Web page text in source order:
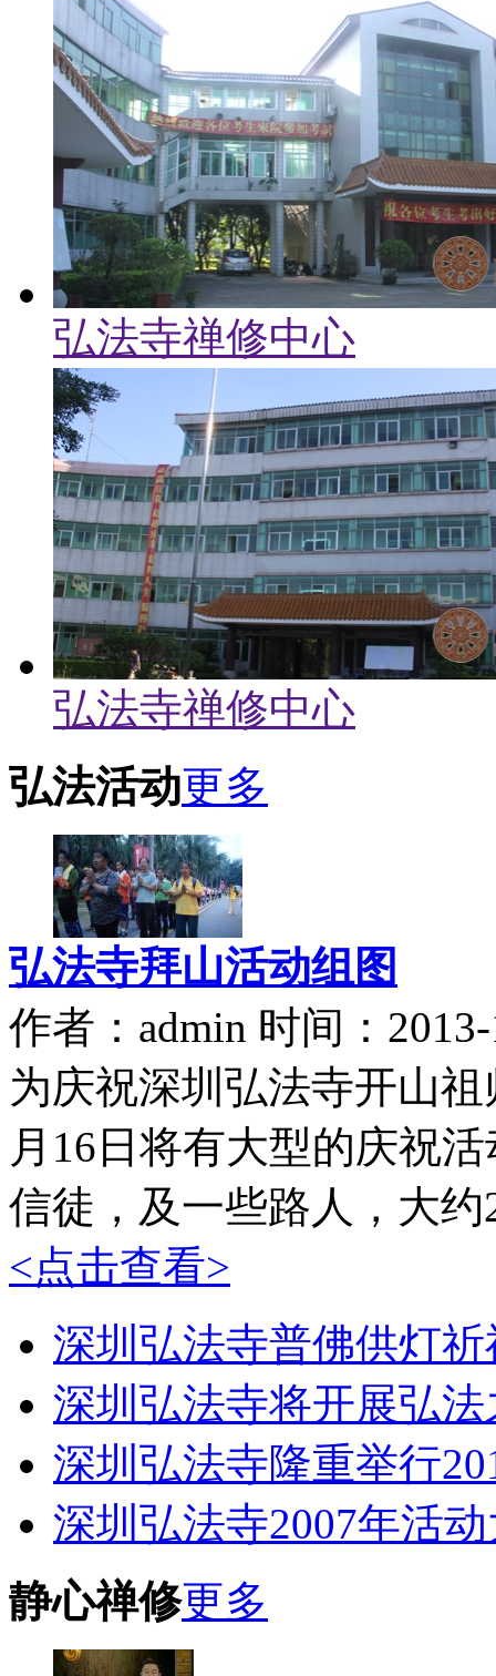
弘法寺禅修中心
弘法寺禅修中心
弘法活动更多
弘法寺拜山活动组图
作者：admin 时间：
为庆祝深圳弘法寺开山
月16日将有大型的庆祝
信徒，及一些路人，大
<点击查看>
深圳弘法寺普佛供灯
深圳弘法寺将开展弘
深圳弘法寺隆重举行
深圳弘法寺2007年活
静心禅修更多